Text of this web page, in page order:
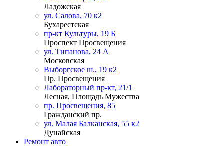
Ладожская
ул. Салова, 70 к2
Бухарестская
пр-кт Культуры, 19 Б
Проспект Просвещения
ул. Типанова, 24 А
Московская
Выборгское ш., 19 к2
Пр. Просвещения
Лабораторный пр-кт, 21/1
Лесная, Площадь Мужества
пр. Просвещения, 85
Гражданский пр.
ул. Малая Балканская, 55 к2
Дунайская
Ремонт авто